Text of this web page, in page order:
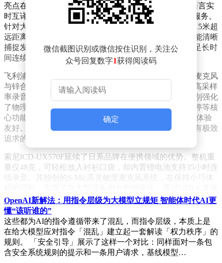
亮点在于搭载自研语音识别引擎，支持中英日韩等8种语言实
时互译，转写准确率达98%以上，且提供终身免费转写服务。
针对大型会议场景，该产品配备三麦克风阵列，可实现15米超
远距离拾音，配合智能降噪算法，即使在嘈杂环境中也能清晰
捕捉发言者声音。128GB本地存储与云端同步功能，满足长时
间连续录制需求，尤其适合商务人士与媒体从业者。
飞利浦DVT6010则主打“专业音质”路线。采用双立体声麦克风
与锌合金压铸机身，通过优化声学结构实现48kHz/16bit高采样
率录音，人声还原度显著优于同类产品。其设计团队特别强化
了物理按键操作逻辑，单手即可完成开关机、录音、暂停等核
心功能，配合2.4英寸彩色显示屏，中老年用户群体使用体验
友好。不过该机型未集成智能转写模块，更适合对音质有极致
追求的音乐创作者或法律从业者。
索尼ICD-UX570F延续了日系品牌在便携领域的优势。整机重
量仅48克，可轻松放入衬衫口袋，却内置锂电池支持35小时连
续录音。其独创的S-Mic高灵敏度麦克风系统，在保持小巧体
功能，用户无需安装驱动即可快速导出文件，搭配索尼自家的
Digital Voice Editor软件，可进行精细化音频剪辑，适合学生群
体与移动办公人群。
奥林巴斯WS-852通过场景化设计开辟细分市场。针对不同使
用环境预设会议、采访、音乐等6种录音模式，用户可根据实
际需求调整采样率与压缩比。例如在音乐录制模式下，设备会
微信截图识别或微信按住识别，关注公
众号回复数字1获得阅读码
确定
OpenAI新解法：用指令层级为大模型立规矩 智能体时代AI更
懂“该听谁的”
这些都为AI的指令遵循带来了混乱，而指令层级，本质上是
在给大模型应对指令「混乱」建立起一套解读「权力秩序」的
规则。 「安全引导」展示了这样一个对比：同样面对一条包
含安全系统规则的提示和一条用户请求，基线模型…